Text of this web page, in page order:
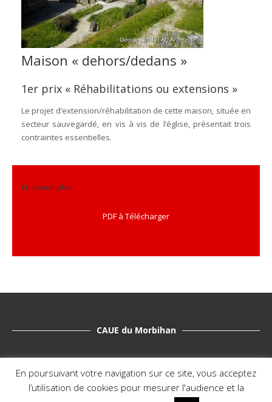
Maison « dehors/dedans »
1er prix « Réhabilitations ou extensions »
Le projet d’extension/réhabilitation de cette maison, située en
secteur sauvegardé, en vis à vis de l’église, présentait trois
contraintes essentielles.
En savoir plus
PDF à Télécharger
CAUE du Morbihan
conseil@caue56.fr
02.97.62.40.90
En poursuivant votre navigation sur ce site, vous acceptez
l’utilisation de cookies pour mesurer l'audience et la